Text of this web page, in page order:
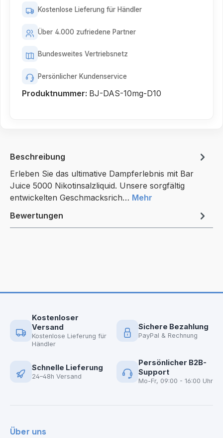
Kostenlose Lieferung für Händler
Über 4.000 zufriedene Partner
Bundesweites Vertriebsnetz
Persönlicher Kundenservice
Produktnummer: BJ-DAS-10mg-D10
Beschreibung
Erleben Sie das ultimative Dampferlebnis mit Bar
Juice 5000 Nikotinsalzliquid. Unsere sorgfältig
entwickelten Geschmacksrich… Mehr
Bewertungen
Kostenloser
Versand
Kostenlose Lieferung für
Händler
Sichere Bezahlung
PayPal & Rechnung
Schnelle Lieferung
24–48h Versand
Persönlicher B2B-
Support
Mo-Fr, 09:00 - 16:00 Uhr
Über uns